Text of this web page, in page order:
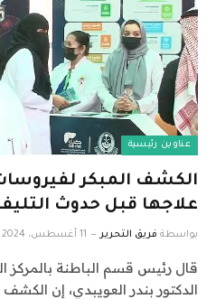
عناوين رئيسية
الكشف المبكر
علاجها قبل حدوث التليف
بواسطة فريق التحرير 11 أغسطس، 2024
قال رئيس قسم الباطنة بالمركز
الدكتور بندر العويبدي، إن